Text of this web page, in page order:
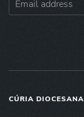
CÚRIA DIOCESANA